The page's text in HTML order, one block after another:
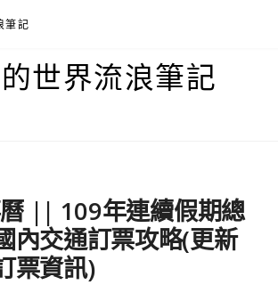
筆記
世界流浪筆記
|| 109年連續假期總
內交通訂票攻略(更新
票資訊)